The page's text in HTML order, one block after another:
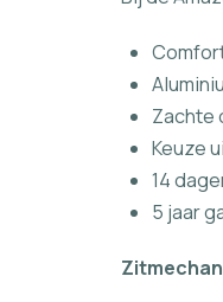
Zachte
Keuze
14
5 jaar